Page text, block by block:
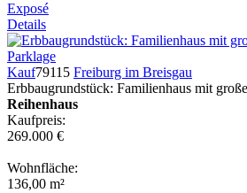
Exposé
Details
Kauf79115 Freiburg im Breisgau
Erbbaugrundstück: Familienhaus mit
Reihenhaus
Kaufpreis:
269.000 €
Wohnfläche:
136,00 m²